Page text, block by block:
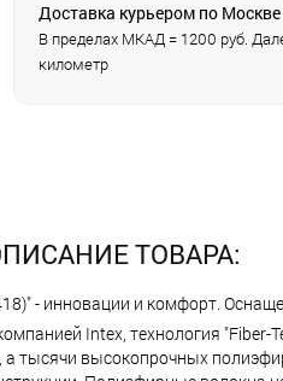
Доставка курьером по Москве
В пределах МКАД = 1200 руб.
километр
ТОВАРА:
- инновации и комфорт.
Intex, технология "Fiber-
тысячи высокопрочных